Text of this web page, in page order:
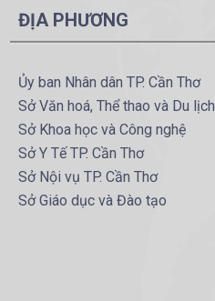
ĐỊA PHƯƠNG
Ủy ban Nhân dân TP. Cần Thơ
Sở Văn hoá, Thể thao và Du lịch
Sở Khoa học và Công nghệ
Sở Y Tế TP. Cần Thơ
Sở Nội vụ TP. Cần Thơ
Sở Giáo dục và Đào tạo